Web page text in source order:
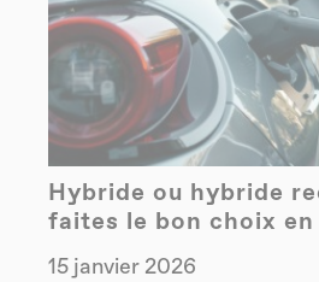
Hybride ou hybride
faites le bon choix en
15 janvier 2026